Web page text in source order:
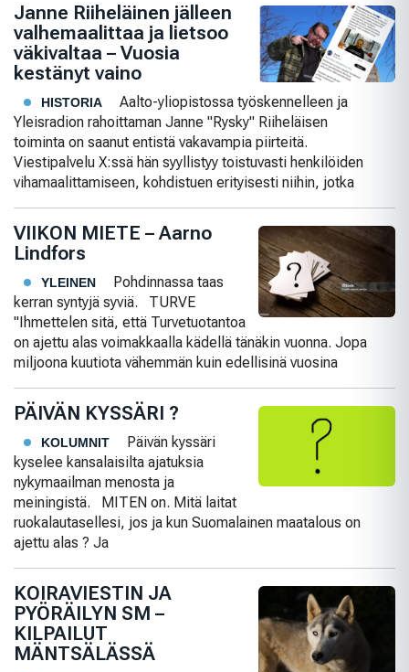
Janne Riiheläinen jälleen
valhemaalittaa ja lietsoo
väkivaltaa – Vuosia
kestänyt vaino
HISTORIA
Aalto-yliopistossa työskennelleen ja
Yleisradion rahoittaman Janne "Rysky" Riiheläisen
toiminta on saanut entistä vakavampia piirteitä.
Viestipalvelu X:ssä hän syyllistyy toistuvasti henkilöiden
vihamaalittamiseen, kohdistuen erityisesti niihin, jotka
VIIKON MIETE – Aarno
Lindfors
YLEINEN
Pohdinnassa taas
kerran syntyjä syviä. TURVE
"Ihmettelen sitä, että Turvetuotantoa
on ajettu alas voimakkaalla kädellä tänäkin vuonna. Jopa
miljoona kuutiota vähemmän kuin edellisinä vuosina
PÄIVÄN KYSSÄRI ?
KOLUMNIT
Päivän kyssäri
kyselee kansalaisilta ajatuksia
nykymaailman menosta ja
meiningistä. MITEN on. Mitä laitat
ruokalautasellesi, jos ja kun Suomalainen maatalous on
ajettu alas ? Ja
KOIRAVIESTIN JA
PYÖRÄILYN SM –
KILPAILUT
MÄNTSÄLÄSSÄ